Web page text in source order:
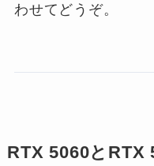
わせてどうぞ。
RTX 5060とRTX